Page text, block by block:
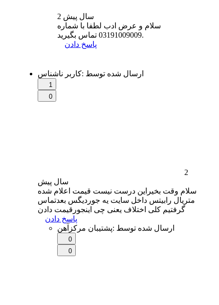
2 سال پیش
سلام و عرض ادب لطفا با شماره
03191009009 تماس بگیرید.
پاسخ دادن
ارسال شده توسط :کاربر ناشناس
1
0
2
سال پیش
سلام وقت بخیراین درست نیست قیمت اعلام شده
متریال رابیتس داخل سایت یه جوردیگس بعدتماس
گرفتیم کلی اختلاف یعنی چی اینجورقیمت دادن
پاسخ دادن
ارسال شده توسط :پشتیبان مرکزآهن
0
0